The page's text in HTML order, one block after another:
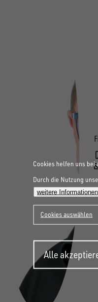
Cookies helfen uns
Durch die Nutzung
weitere Informationen
Cookies auswählen
Alle